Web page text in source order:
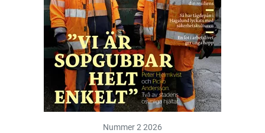
Nummer 2 2026